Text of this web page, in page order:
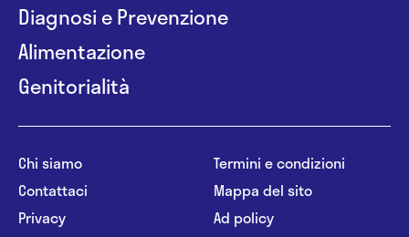
Diagnosi e Prevenzione
Alimentazione
Genitorialità
Chi siamo
Contattaci
Privacy
Termini e condizioni
Mappa del sito
Ad policy